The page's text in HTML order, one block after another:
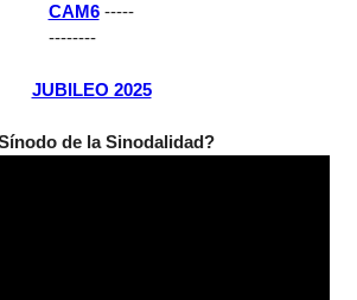
CAM6-----
--------
JUBILEO 2025
de la Sinodalidad?